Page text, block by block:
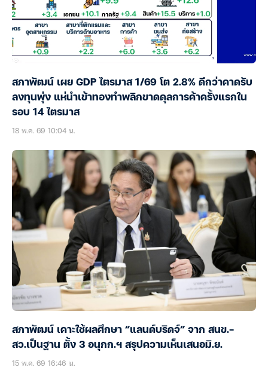
สภาพัฒน์ เผย GDP ไตรมาส 1/69 โต 2.8% ดีกว่าคาดรับ
ลงทุนพุ่ง แห่นำเข้าทองทำพลิกขาดดุลการค้าครั้งแรกใน
รอบ 14 ไตรมาส
18 พ.ค. 69 10:04 น.
สภาพัฒน์ เคาะใช้ผลศึกษา “แลนด์บริดจ์” จาก สนข.-
สว.เป็นฐาน ตั้ง 3 อนุกก.ฯ สรุปความเห็นเสนอมิ.ย.
15 พ.ค. 69 16:46 น.